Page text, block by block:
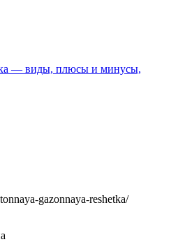
— виды, плюсы и минусы,
gazonnaya-reshetka/